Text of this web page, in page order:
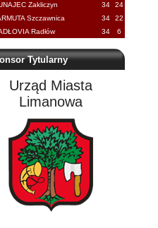
Zakliczyn
34
24
Szczawnica
34
22
Radłów
34 6
Tytularny
Urząd Miasta
Limanowa